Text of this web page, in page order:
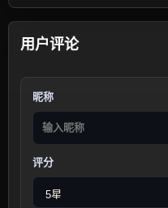
用户评论
昵称
评分